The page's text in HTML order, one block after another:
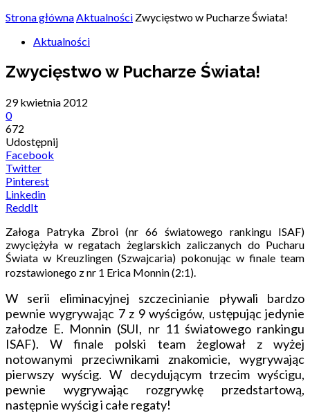
Strona głównaAktualności Zwycięstwo w Pucharze Świata!
Aktualności
Zwycięstwo w Pucharze Świata!
29 kwietnia 2012
0
672
Udostępnij
Facebook
Twitter
Pinterest
Linkedin
ReddIt
Załoga Patryka Zbroi (nr 66 światowego rankingu ISAF)
zwyciężyła w regatach żeglarskich zaliczanych do Pucharu
Świata w Kreuzlingen (Szwajcaria) pokonując w finale team
rozstawionego z nr 1 Erica Monnin (2:1).
W serii eliminacyjnej szczecinianie pływali bardzo
pewnie wygrywając 7 z 9 wyścigów, ustępując jedynie
załodze E. Monnin (SUI, nr 11 światowego rankingu
ISAF). W finale polski team żeglował z wyżej
notowanymi przeciwnikami znakomicie, wygrywając
pierwszy wyścig. W decydującym trzecim wyścigu,
pewnie wygrywając rozgrywkę przedstartową,
następnie wyścig i całe regaty!